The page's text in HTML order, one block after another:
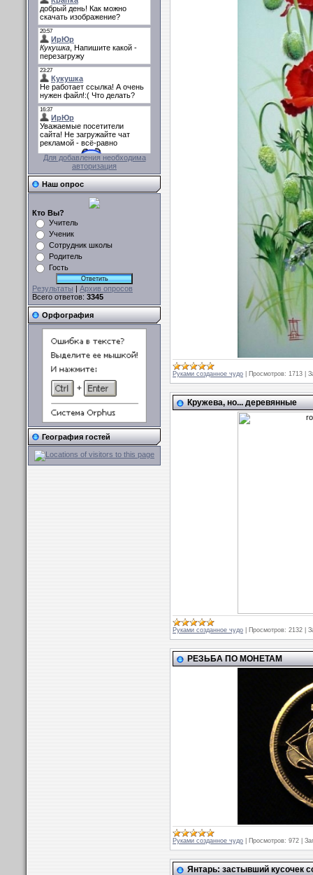
Для добавления необходима
авторизация
Наш опрос
Кто Вы?
Учитель
Ученик
Сотрудник школы
Родитель
Гость
Результаты | Архив опросов
Всего ответов: 3345
Орфография
География гостей
Руками созданное чудо Просмотров: 1713
Кружева, но... деревянные
Руками созданное чудо Просмотров: 2132
РЕЗЬБА ПО МОНЕТАМ
Руками созданное чудо Просмотров: 972
Янтарь: застывший кусочек